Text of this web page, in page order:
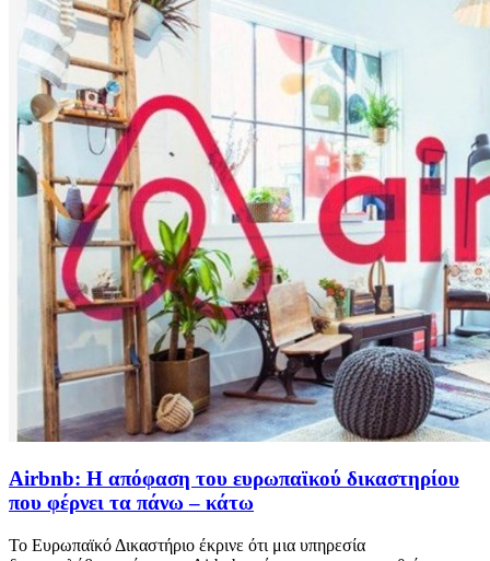
Airbnb: Η απόφαση του ευρωπαϊκού δικαστηρίου
που φέρνει τα πάνω – κάτω
Το Ευρωπαϊκό Δικαστήριο έκρινε ότι μια υπηρεσία